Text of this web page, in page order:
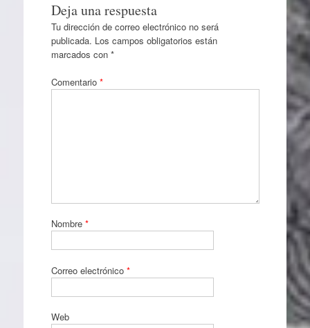
Deja una respuesta
Tu dirección de correo electrónico no será
publicada. Los campos obligatorios están
marcados con *
Comentario *
Nombre *
Correo electrónico *
Web